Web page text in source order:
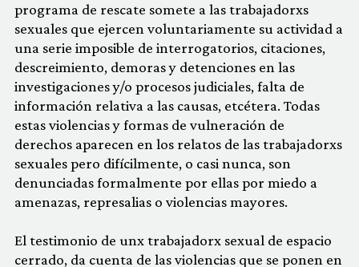
programa de rescate somete a las trabajadorxs
sexuales que ejercen voluntariamente su actividad a
una serie imposible de interrogatorios, citaciones,
descreimiento, demoras y detenciones en las
investigaciones y/o procesos judiciales, falta de
información relativa a las causas, etcétera. Todas
estas violencias y formas de vulneración de
derechos aparecen en los relatos de las trabajadorxs
sexuales pero difícilmente, o casi nunca, son
denunciadas formalmente por ellas por miedo a
amenazas, represalias o violencias mayores.
El testimonio de unx trabajadorx sexual de espacio
cerrado, da cuenta de las violencias que se ponen en